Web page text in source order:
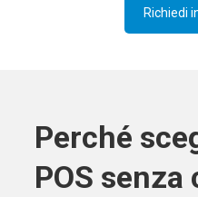
Richiedi
Perché
POS senza